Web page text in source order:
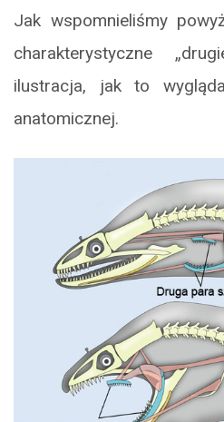
Jak wspomnieliśmy
charakterystyczne
ilustracja, jak to
anatomicznej.